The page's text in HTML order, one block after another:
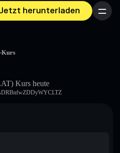
herunterladen Menü
Kurs
Kurs heute